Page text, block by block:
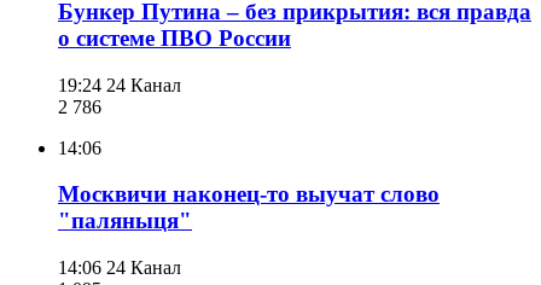
Бункер Путина – без прикрытия: вся правда
о системе ПВО России
19:24 24 Канал
2 786
14:06
Москвичи наконец-то выучат слово
"паляныця"
14:06 24 Канал